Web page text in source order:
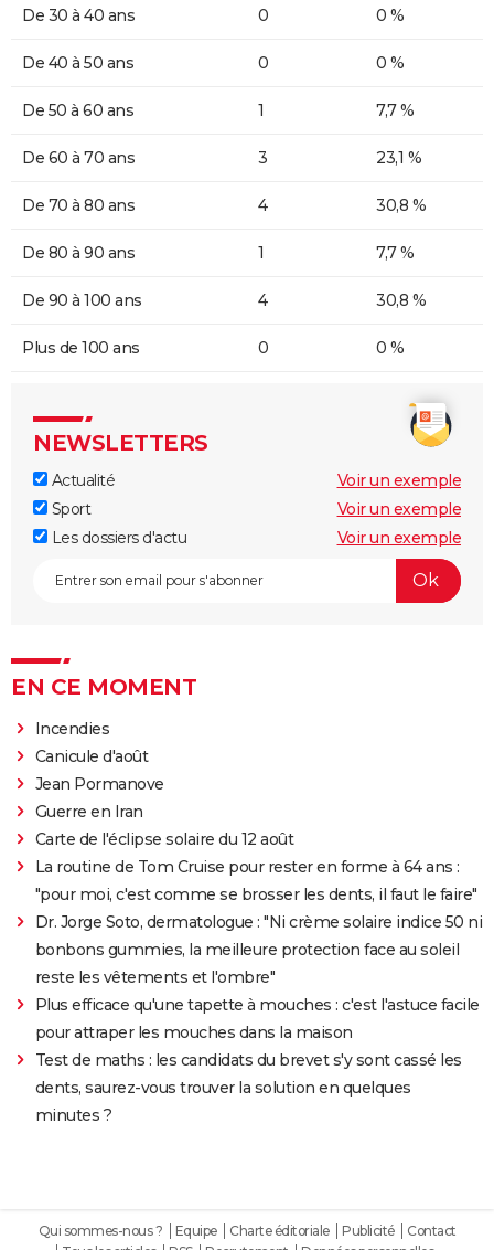
De 30 à 40 ans 0 0 %
De 40 à 50 ans 0 0 %
De 50 à 60 ans 1 7,7 %
De 60 à 70 ans 3 23,1 %
De 70 à 80 ans 4 30,8 %
De 80 à 90 ans 1 7,7 %
De 90 à 100 ans 4 30,8 %
Plus de 100 ans 0 0 %
NEWSLETTERS
Actualité
Voir un exemple
Sport
Voir un exemple
Les dossiers d'actu
Voir un exemple
EN CE MOMENT
Incendies
Canicule d'août
Jean Pormanove
Guerre en Iran
Carte de l'éclipse solaire du 12 août
La routine de Tom Cruise pour rester en forme à 64 ans :
"pour moi, c'est comme se brosser les dents, il faut le faire"
Dr. Jorge Soto, dermatologue : "Ni crème solaire indice 50 ni
bonbons gummies, la meilleure protection face au soleil
reste les vêtements et l'ombre"
Plus efficace qu'une tapette à mouches : c'est l'astuce facile
pour attraper les mouches dans la maison
Test de maths : les candidats du brevet s'y sont cassé les
dents, saurez-vous trouver la solution en quelques
minutes ?
Qui sommes-nous ? Equipe Charte éditoriale Publicité
Contact